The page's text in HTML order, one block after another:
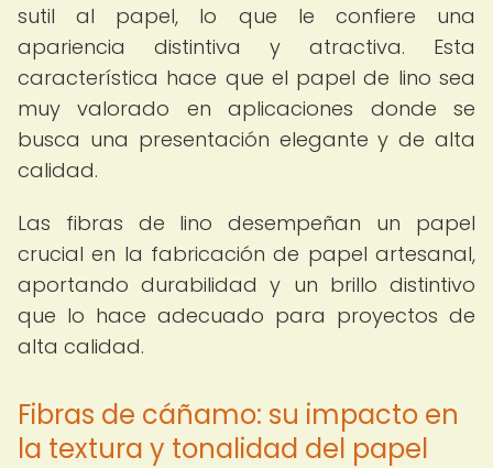
sutil al papel, lo que le confiere una
apariencia distintiva y atractiva. Esta
característica hace que el papel de lino sea
muy valorado en aplicaciones donde se
busca una presentación elegante y de alta
calidad.
Las fibras de lino desempeñan un papel
crucial en la fabricación de papel artesanal,
aportando durabilidad y un brillo distintivo
que lo hace adecuado para proyectos de
alta calidad.
Fibras de cáñamo: su impacto en
la textura y tonalidad del papel